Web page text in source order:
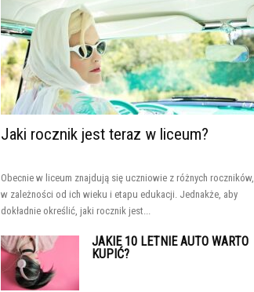
Jaki rocznik jest teraz w liceum?
Obecnie w liceum znajdują się uczniowie z różnych roczników,
w zależności od ich wieku i etapu edukacji. Jednakże, aby
dokładnie określić, jaki rocznik jest...
JAKIE 10 LETNIE AUTO WARTO
KUPIĆ?